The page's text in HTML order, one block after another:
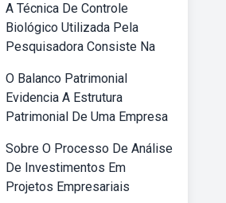
A Técnica De Controle
Biológico Utilizada Pela
Pesquisadora Consiste Na
O Balanco Patrimonial
Evidencia A Estrutura
Patrimonial De Uma Empresa
Sobre O Processo De Análise
De Investimentos Em
Projetos Empresariais